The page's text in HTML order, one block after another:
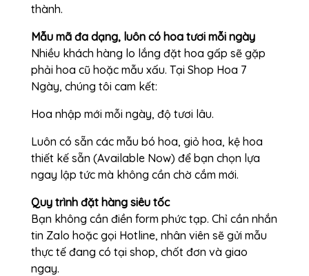
thành.
Mẫu mã đa dạng, luôn có hoa tươi mỗi ngày
Nhiều khách hàng lo lắng đặt hoa gấp sẽ gặp
phải hoa cũ hoặc mẫu xấu. Tại Shop Hoa 7
Ngày, chúng tôi cam kết:
Hoa nhập mới mỗi ngày, độ tươi lâu.
Luôn có sẵn các mẫu bó hoa, giỏ hoa, kệ hoa
thiết kế sẵn (Available Now) để bạn chọn lựa
ngay lập tức mà không cần chờ cắm mới.
Quy trình đặt hàng siêu tốc
Bạn không cần điền form phức tạp. Chỉ cần nhắn
tin Zalo hoặc gọi Hotline, nhân viên sẽ gửi mẫu
thực tế đang có tại shop, chốt đơn và giao
ngay.